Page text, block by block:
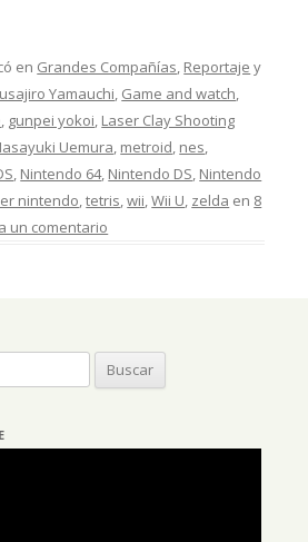
en Grandes Compañías, Reportaje y
Yamauchi, Game and watch,
, gunpei yokoi, Laser Clay Shooting
Uemura, metroid, nes,
, Nintendo 64, Nintendo DS, Nintendo
nintendo,tetris,wii,Wii U, zelda en 8
un comentario